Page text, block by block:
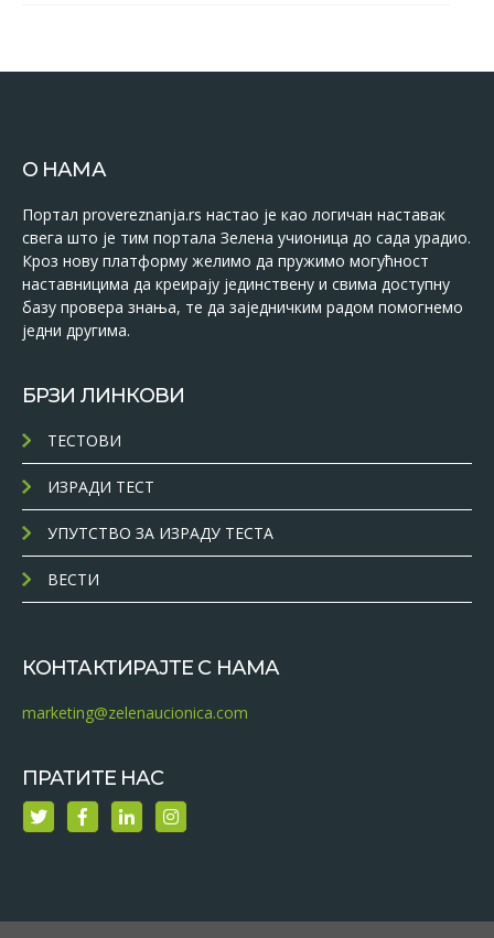
О НАМА
Портал provereznanja.rs настао је као логичан наставак
свега што је тим портала Зелена учионица до сада урадио.
Кроз нову платформу желимо да пружимо могућност
наставницима да креирају јединствену и свима доступну
базу провера знања, те да заједничким радом помогнемо
једни другима.
БРЗИ ЛИНКОВИ
ТЕСТОВИ
ИЗРАДИ ТЕСТ
УПУТСТВО ЗА ИЗРАДУ ТЕСТА
ВЕСТИ
КОНТАКТИРАЈТЕ С НАМА
marketing@zelenaucionica.com
ПРАТИТЕ НАС